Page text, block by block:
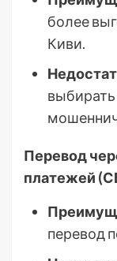
более
Киви.
Перевод
платежей
перевод